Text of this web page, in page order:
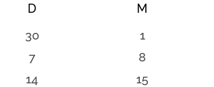
DDIENSTAG M
0
Veranstaltungen
30
0
1
0
Veranstaltungen
7
0
8
0
14
0
15